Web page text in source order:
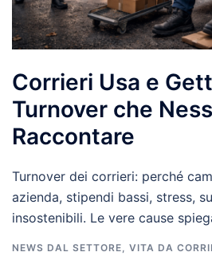
Corrieri Usa e
Turnover che
Raccontare
Turnover dei corrieri: perché
azienda, stipendi bassi, stress,
insostenibili. Le vere cause
NEWS DAL SETTORE VITA DA